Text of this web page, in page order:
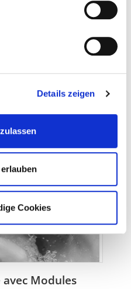
Details zeigen
Cookies
piscine
avec Modules